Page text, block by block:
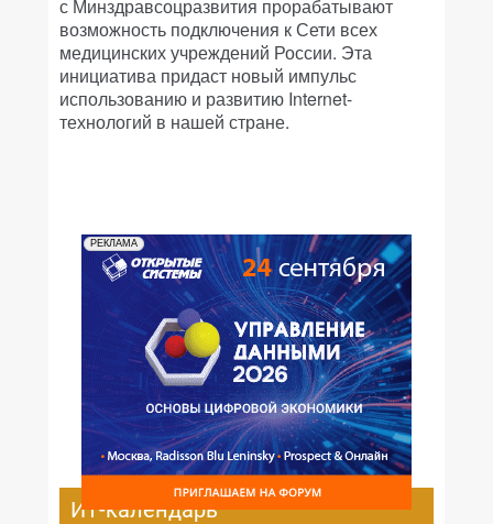
с Минздравсоцразвития прорабатывают
возможность подключения к Сети всех
медицинских учреждений России. Эта
инициатива придаст новый импульс
использованию и развитию Internet-
технологий в нашей стране.
РЕКЛАМА
ИТ-календарь